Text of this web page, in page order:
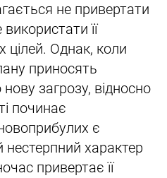
не привертати
її
цілей. Однак, коли
приносять
загрозу, відносно
починає
є
характер
привертає її